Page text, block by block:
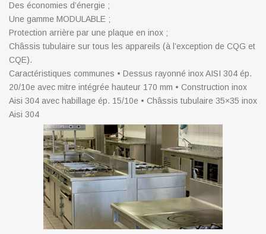
Des économies d’énergie ;
Une gamme MODULABLE ;
Protection arrière par une plaque en inox ;
Châssis tubulaire sur tous les appareils (à l’exception de CQG et
CQE).
Caractéristiques communes • Dessus rayonné inox AISI 304 ép.
20/10e avec mitre intégrée hauteur 170 mm • Construction inox
Aisi 304 avec habillage ép. 15/10e • Châssis tubulaire 35×35 inox
Aisi 304